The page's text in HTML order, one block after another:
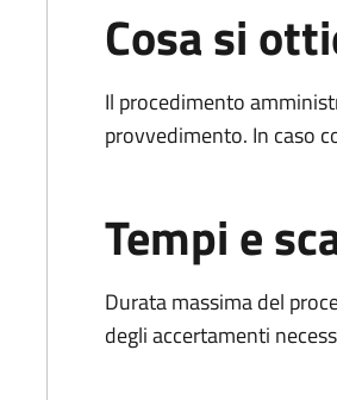
Cosa si
Il procedimento
provvedimento. In caso
Tempi e
Durata massima del
degli accertamenti